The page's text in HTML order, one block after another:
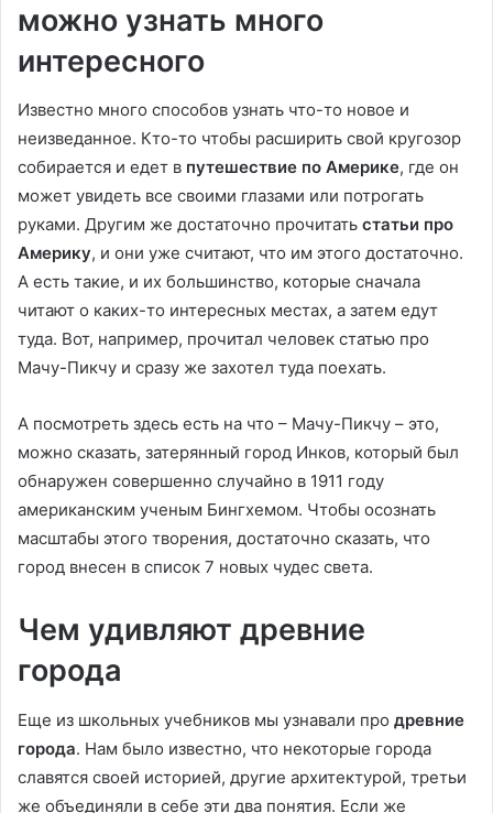
можно узнать много
интересного
Известно много способов узнать что-то новое и
неизведанное. Кто-то чтобы расширить свой кругозор
собирается и едет в путешествие по Америке, где он
может увидеть все своими глазами или потрогать
руками. Другим же достаточно прочитать статьи про
Америку, и они уже считают, что им этого достаточно.
А есть такие, и их большинство, которые сначала
читают о каких-то интересных местах, а затем едут
туда. Вот, например, прочитал человек статью про
Мачу-Пикчу и сразу же захотел туда поехать.
А посмотреть здесь есть на что – Мачу-Пикчу – это,
можно сказать, затерянный город Инков, который был
обнаружен совершенно случайно в 1911 году
американским ученым Бингхемом. Чтобы осознать
масштабы этого творения, достаточно сказать, что
город внесен в список 7 новых чудес света.
Чем удивляют древние
города
Еще из школьных учебников мы узнавали про древние
города. Нам было известно, что некоторые города
славятся своей историей, другие архитектурой, третьи
же объединяли в себе эти два понятия. Если же